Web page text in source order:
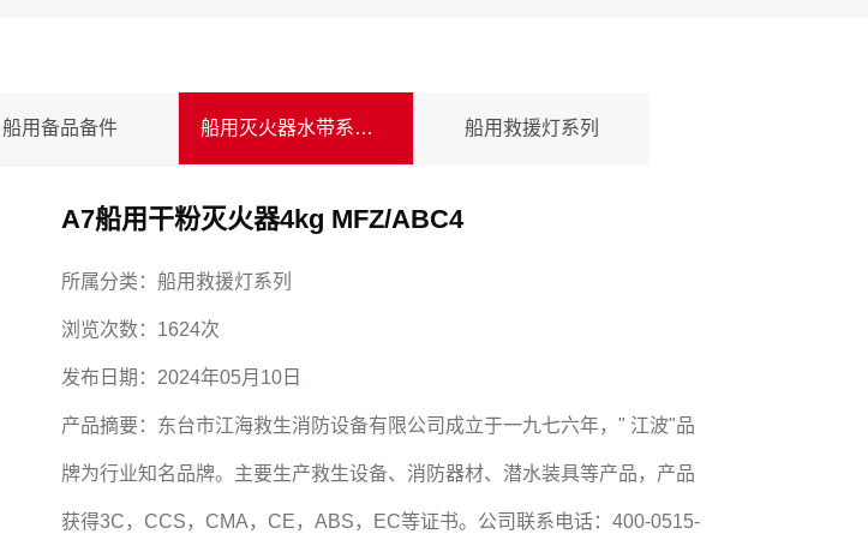
船用备品备件 船用灭火器水带系列产品 船用救援灯系列
A7船用干粉灭火器4kg MFZ/ABC4
所属分类： 船用救援灯系列
浏览次数： 1624次
发布日期： 2024年05月10日
产品摘要： 东台市江海救生消防设备有限公司成立于一九七六年，" 江波"品
牌为行业知名品牌。主要生产救生设备、消防器材、潜水装具等产品，产品
获得3C，CCS，CMA，CE，ABS，EC等证书。公司联系电话：400-0515-